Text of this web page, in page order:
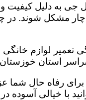
جی به دلیل کیفیت و
مشکل شوند. در
تعمیر لوازم
استان خوزستان
رفاه حال شما
با خیالی آسوده